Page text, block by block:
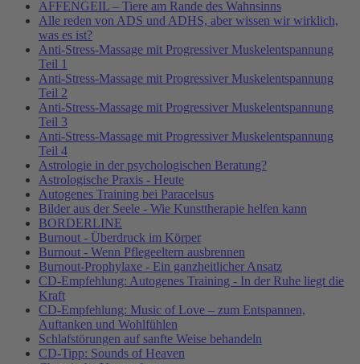
AFFENGEIL – Tiere am Rande des Wahnsinns
Alle reden von ADS und ADHS, aber wissen wir wirklich,
was es ist?
Anti-Stress-Massage mit Progressiver Muskelentspannung
Teil 1
Anti-Stress-Massage mit Progressiver Muskelentspannung
Teil 2
Anti-Stress-Massage mit Progressiver Muskelentspannung
Teil 3
Anti-Stress-Massage mit Progressiver Muskelentspannung
Teil 4
Astrologie in der psychologischen Beratung?
Astrologische Praxis - Heute
Autogenes Training bei Paracelsus
Bilder aus der Seele - Wie Kunsttherapie helfen kann
BORDERLINE
Burnout - Überdruck im Körper
Burnout - Wenn Pflegeeltern ausbrennen
Burnout-Prophylaxe - Ein ganzheitlicher Ansatz
CD-Empfehlung: Autogenes Training - In der Ruhe liegt die
Kraft
CD-Empfehlung: Music of Love – zum Entspannen,
Auftanken und Wohlfühlen
Schlafstörungen auf sanfte Weise behandeln
CD-Tipp: Sounds of Heaven